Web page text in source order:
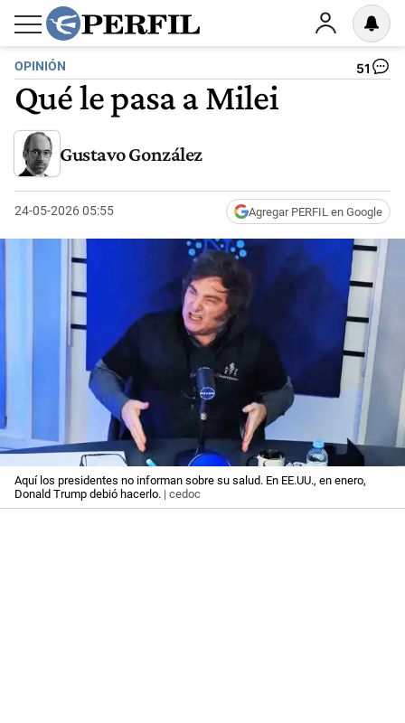
OPINIÓN 51
Qué le pasa a Milei
Gustavo González
24-05-2026 05:55 Agregar PERFIL en Google
Aquí los presidentes no informan sobre su salud. En EE.UU., en enero,
Donald Trump debió hacerlo. | cedoc